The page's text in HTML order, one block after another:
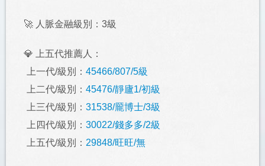
🚀 人脈金融級別：3級
💎 上五代推薦人：
上一代/級別： 45466/807/5級
上二代/級別： 45476/靜廬1/初級
上三代/級別： 31538/龎博士/3級
上四代/級別： 30022/錢多多/2級
上五代/級別： 29848/旺旺/無